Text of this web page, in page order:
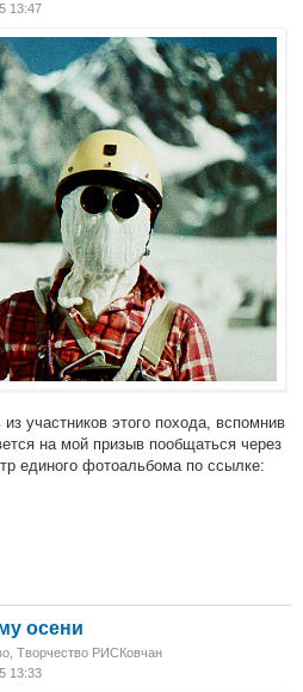
13:47
участников этого похода, вспомнив
на мой призыв пообщаться через
единого фотоальбома по ссылке:
осени
Творчество РИСКовчан
13:33